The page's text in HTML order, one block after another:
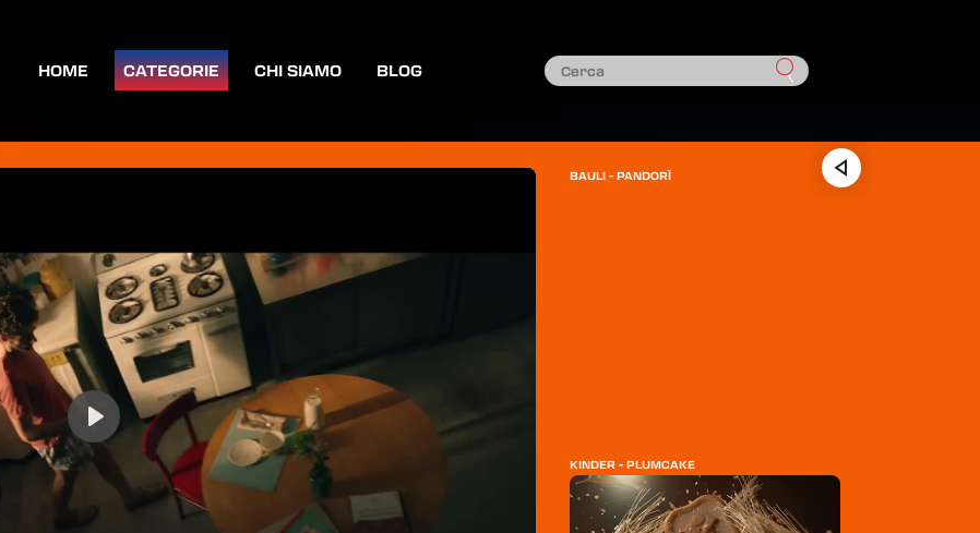
HOME CATEGORIE CHI SIAMO BLOG
BAULI - PANDORÌ
KINDER - PLUMCAKE